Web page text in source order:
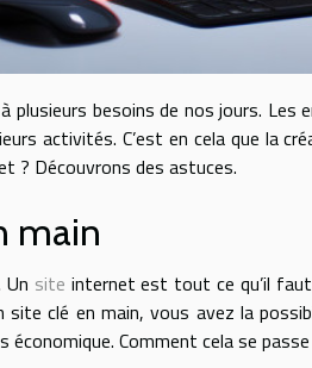
plusieurs besoins de nos jours.
activités. C’est en cela que la
? Découvrons des astuces.
main
site internet est tout ce qu’il
clé en main, vous avez la
Comment cela se